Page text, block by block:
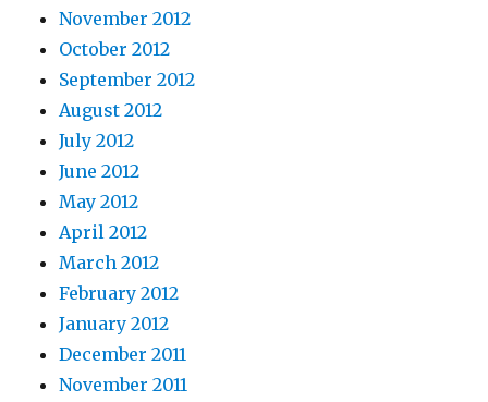
November 2012
October 2012
September 2012
August 2012
July 2012
June 2012
May 2012
April 2012
March 2012
February 2012
January 2012
December 2011
November 2011